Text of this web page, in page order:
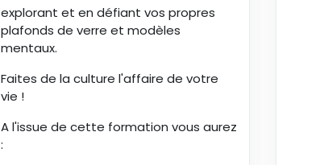
explorant et en défiant vos propres
plafonds de verre et modèles
mentaux.
Faites de la culture l'affaire de votre
vie !
A l'issue de cette formation vous aurez
: